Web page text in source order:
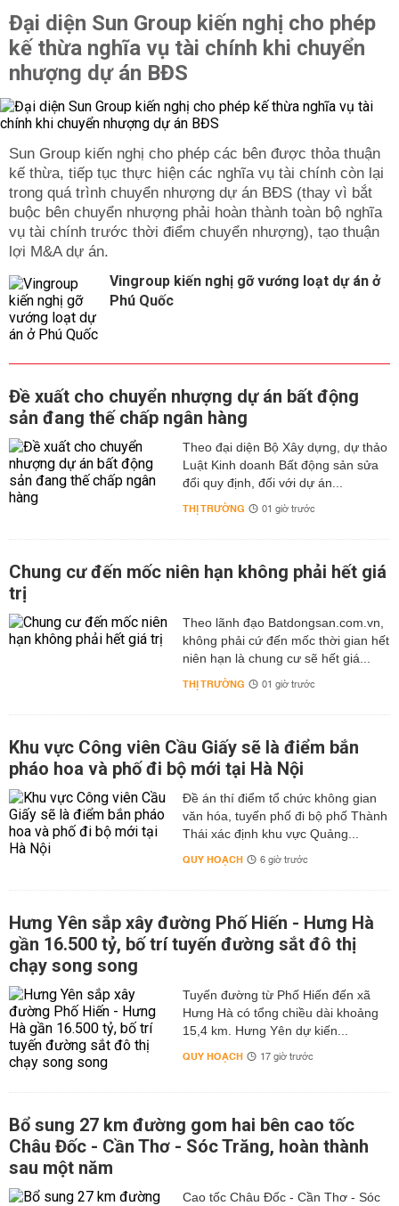
Đại diện Sun Group kiến nghị cho phép
kế thừa nghĩa vụ tài chính khi chuyển
nhượng dự án BĐS
Sun Group kiến nghị cho phép các bên được thỏa thuận
kế thừa, tiếp tục thực hiện các nghĩa vụ tài chính còn lại
trong quá trình chuyển nhượng dự án BĐS (thay vì bắt
buộc bên chuyển nhượng phải hoàn thành toàn bộ nghĩa
vụ tài chính trước thời điểm chuyển nhượng), tạo thuận
lợi M&A dự án.
Vingroup kiến nghị gỡ vướng loạt dự án ở
Phú Quốc
Đề xuất cho chuyển nhượng dự án bất động
sản đang thế chấp ngân hàng
Theo đại diện Bộ Xây dựng, dự thảo
Luật Kinh doanh Bất động sản sửa
đổi quy định, đối với dự án...
THỊ TRƯỜNG 01 giờ trước
Chung cư đến mốc niên hạn không phải hết giá
trị
Theo lãnh đạo Batdongsan.com.vn,
không phải cứ đến mốc thời gian hết
niên hạn là chung cư sẽ hết giá...
THỊ TRƯỜNG 01 giờ trước
Khu vực Công viên Cầu Giấy sẽ là điểm bắn
pháo hoa và phố đi bộ mới tại Hà Nội
Đề án thí điểm tổ chức không gian
văn hóa, tuyến phố đi bộ phố Thành
Thái xác định khu vực Quảng...
QUY HOẠCH 6 giờ trước
Hưng Yên sắp xây đường Phố Hiến - Hưng Hà
gần 16.500 tỷ, bố trí tuyến đường sắt đô thị
chạy song song
Tuyến đường từ Phố Hiến đến xã
Hưng Hà có tổng chiều dài khoảng
15,4 km. Hưng Yên dự kiến...
QUY HOẠCH 17 giờ trước
Bổ sung 27 km đường gom hai bên cao tốc
Châu Đốc - Cần Thơ - Sóc Trăng, hoàn thành
sau một năm
Cao tốc Châu Đốc - Cần Thơ - Sóc